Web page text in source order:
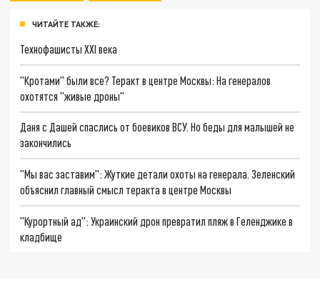
ЧИТАЙТЕ ТАКЖЕ:
Технофашисты XXI века
"Кротами" были все? Теракт в центре Москвы: На генералов
охотятся "живые дроны"
Даня с Дашей спаслись от боевиков ВСУ. Но беды для малышей не
закончились
"Мы вас заставим": Жуткие детали охоты на генерала. Зеленский
объяснил главный смысл теракта в центре Москвы
"Курортный ад": Украинский дрон превратил пляж в Геленджике в
кладбище